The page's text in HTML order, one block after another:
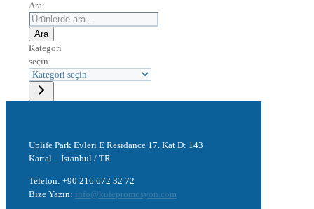
Ara:
Ara
Kategori
seçin
Uplife Park Evleri E Residance 17. Kat D: 143
Kartal – İstanbul / TR
Telefon: +90 216 672 32 72
Bize Yazın: info@kulepromosyon.com